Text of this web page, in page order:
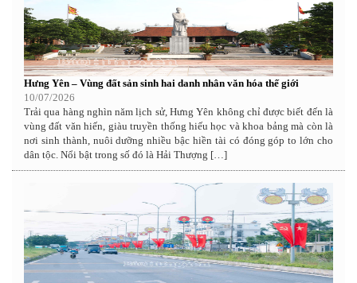
Hưng Yên – Vùng đất sản sinh hai danh nhân văn hóa thế giới
10/07/2026
Trải qua hàng nghìn năm lịch sử, Hưng Yên không chỉ được biết đến là
vùng đất văn hiến, giàu truyền thống hiếu học và khoa bảng mà còn là
nơi sinh thành, nuôi dưỡng nhiều bậc hiền tài có đóng góp to lớn cho
dân tộc. Nổi bật trong số đó là Hải Thượng […]